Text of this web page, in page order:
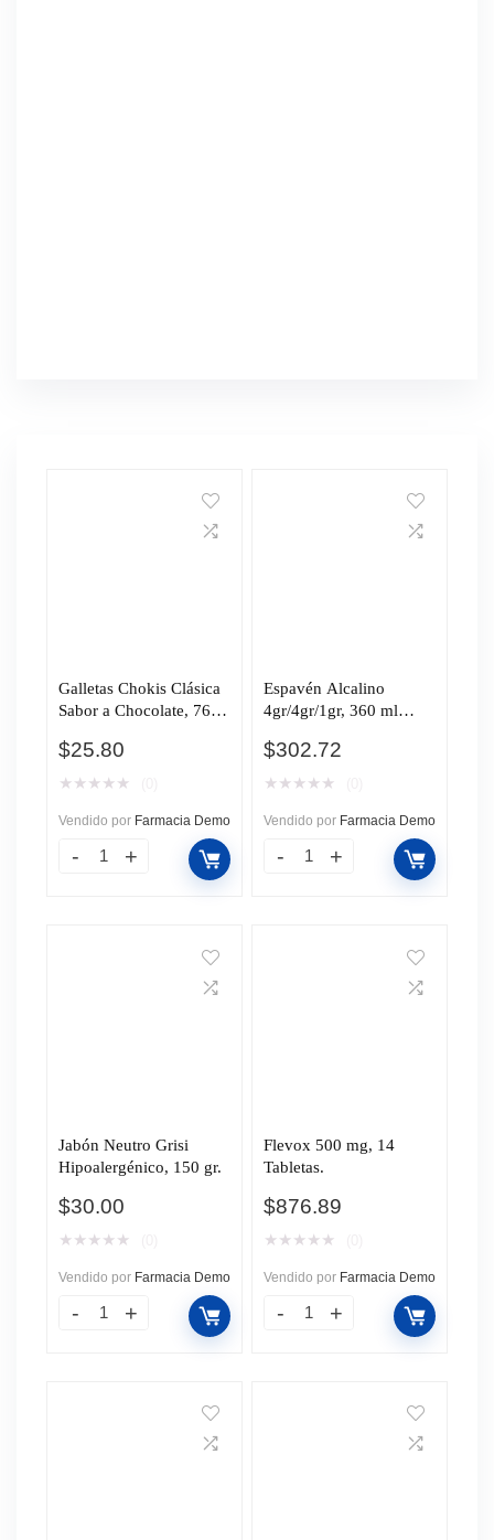
Galletas Chokis Clásica
Sabor a Chocolate, 76
$25.80
★ ★ ★ ★ ★
Vendido por Farmacia Demo
Espavén Alcalino
4gr/4gr/1gr, 360 ml
$302.72
★ ★ ★ ★ ★
Vendido por Farmacia Demo
Jabón Neutro Grisi
Hipoalergénico, 150 gr.
$30.00
★ ★ ★ ★ ★
Vendido por Farmacia Demo
Flevox 500 mg, 14
Tabletas.
$876.89
★ ★ ★ ★ ★
Vendido por Farmacia Demo